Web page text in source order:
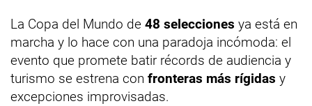
La Copa del Mundo de 48 selecciones ya está en
marcha y lo hace con una paradoja incómoda: el
evento que promete batir récords de audiencia y
turismo se estrena con fronteras más rígidas y
excepciones improvisadas.